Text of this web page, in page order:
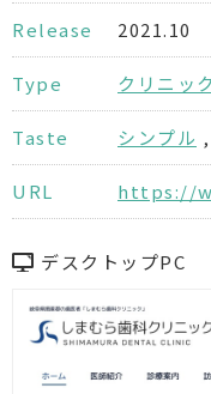
Release 2021.10
Type クリニッ
Taste シンプル ,
URL https://
デスクトップPC